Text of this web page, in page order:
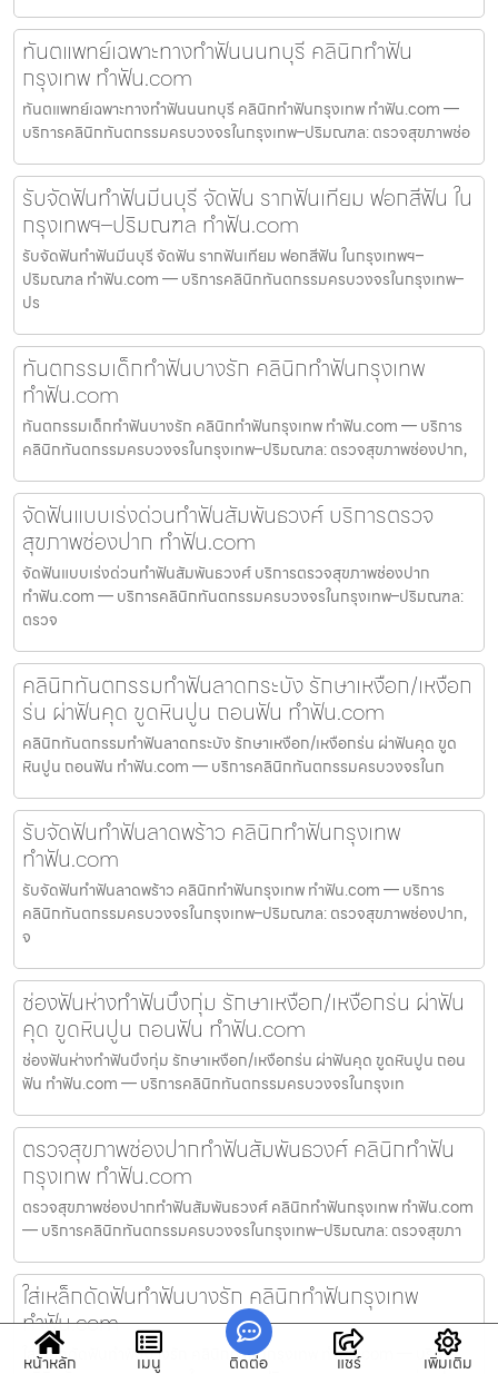
ทันตแพทย์เฉพาะทางทำฟันนนทบุรี คลินิกทำฟัน
กรุงเทพ ทำฟัน.com
ทันตแพทย์เฉพาะทางทำฟันนนทบุรี คลินิกทำฟันกรุงเทพ ทำฟัน.com —
บริการคลินิกทันตกรรมครบวงจรในกรุงเทพ–ปริมณฑล: ตรวจสุขภาพช่อ
รับจัดฟันทำฟันมีนบุรี จัดฟัน รากฟันเทียม ฟอกสีฟัน ใน
กรุงเทพฯ–ปริมณฑล ทำฟัน.com
รับจัดฟันทำฟันมีนบุรี จัดฟัน รากฟันเทียม ฟอกสีฟัน ในกรุงเทพฯ–
ปริมณฑล ทำฟัน.com — บริการคลินิกทันตกรรมครบวงจรในกรุงเทพ–
ปร
ทันตกรรมเด็กทำฟันบางรัก คลินิกทำฟันกรุงเทพ
ทำฟัน.com
ทันตกรรมเด็กทำฟันบางรัก คลินิกทำฟันกรุงเทพ ทำฟัน.com — บริการ
คลินิกทันตกรรมครบวงจรในกรุงเทพ–ปริมณฑล: ตรวจสุขภาพช่องปาก,
จัดฟันแบบเร่งด่วนทำฟันสัมพันธวงศ์ บริการตรวจ
สุขภาพช่องปาก ทำฟัน.com
จัดฟันแบบเร่งด่วนทำฟันสัมพันธวงศ์ บริการตรวจสุขภาพช่องปาก
ทำฟัน.com — บริการคลินิกทันตกรรมครบวงจรในกรุงเทพ–ปริมณฑล:
ตรวจ
คลินิกทันตกรรมทำฟันลาดกระบัง รักษาเหงือก/เหงือก
ร่น ผ่าฟันคุด ขูดหินปูน ถอนฟัน ทำฟัน.com
คลินิกทันตกรรมทำฟันลาดกระบัง รักษาเหงือก/เหงือกร่น ผ่าฟันคุด ขูด
หินปูน ถอนฟัน ทำฟัน.com — บริการคลินิกทันตกรรมครบวงจรในก
รับจัดฟันทำฟันลาดพร้าว คลินิกทำฟันกรุงเทพ
ทำฟัน.com
รับจัดฟันทำฟันลาดพร้าว คลินิกทำฟันกรุงเทพ ทำฟัน.com — บริการ
คลินิกทันตกรรมครบวงจรในกรุงเทพ–ปริมณฑล: ตรวจสุขภาพช่องปาก,
จ
ช่องฟันห่างทำฟันบึงกุ่ม รักษาเหงือก/เหงือกร่น ผ่าฟัน
คุด ขูดหินปูน ถอนฟัน ทำฟัน.com
ช่องฟันห่างทำฟันบึงกุ่ม รักษาเหงือก/เหงือกร่น ผ่าฟันคุด ขูดหินปูน ถอน
ฟัน ทำฟัน.com — บริการคลินิกทันตกรรมครบวงจรในกรุงเท
ตรวจสุขภาพช่องปากทำฟันสัมพันธวงศ์ คลินิกทำฟัน
กรุงเทพ ทำฟัน.com
ตรวจสุขภาพช่องปากทำฟันสัมพันธวงศ์ คลินิกทำฟันกรุงเทพ ทำฟัน.com
— บริการคลินิกทันตกรรมครบวงจรในกรุงเทพ–ปริมณฑล: ตรวจสุขภา
ใส่เหล็กดัดฟันทำฟันบางรัก คลินิกทำฟันกรุงเทพ
ทำฟัน.com
ใส่เหล็กดัดฟันทำฟันบางรัก คลินิกทำฟันกรุงเทพ ทำฟัน.com — บริการ
หน้าหลัก เมนู ติดต่อ แชร์ เพิ่มเติม